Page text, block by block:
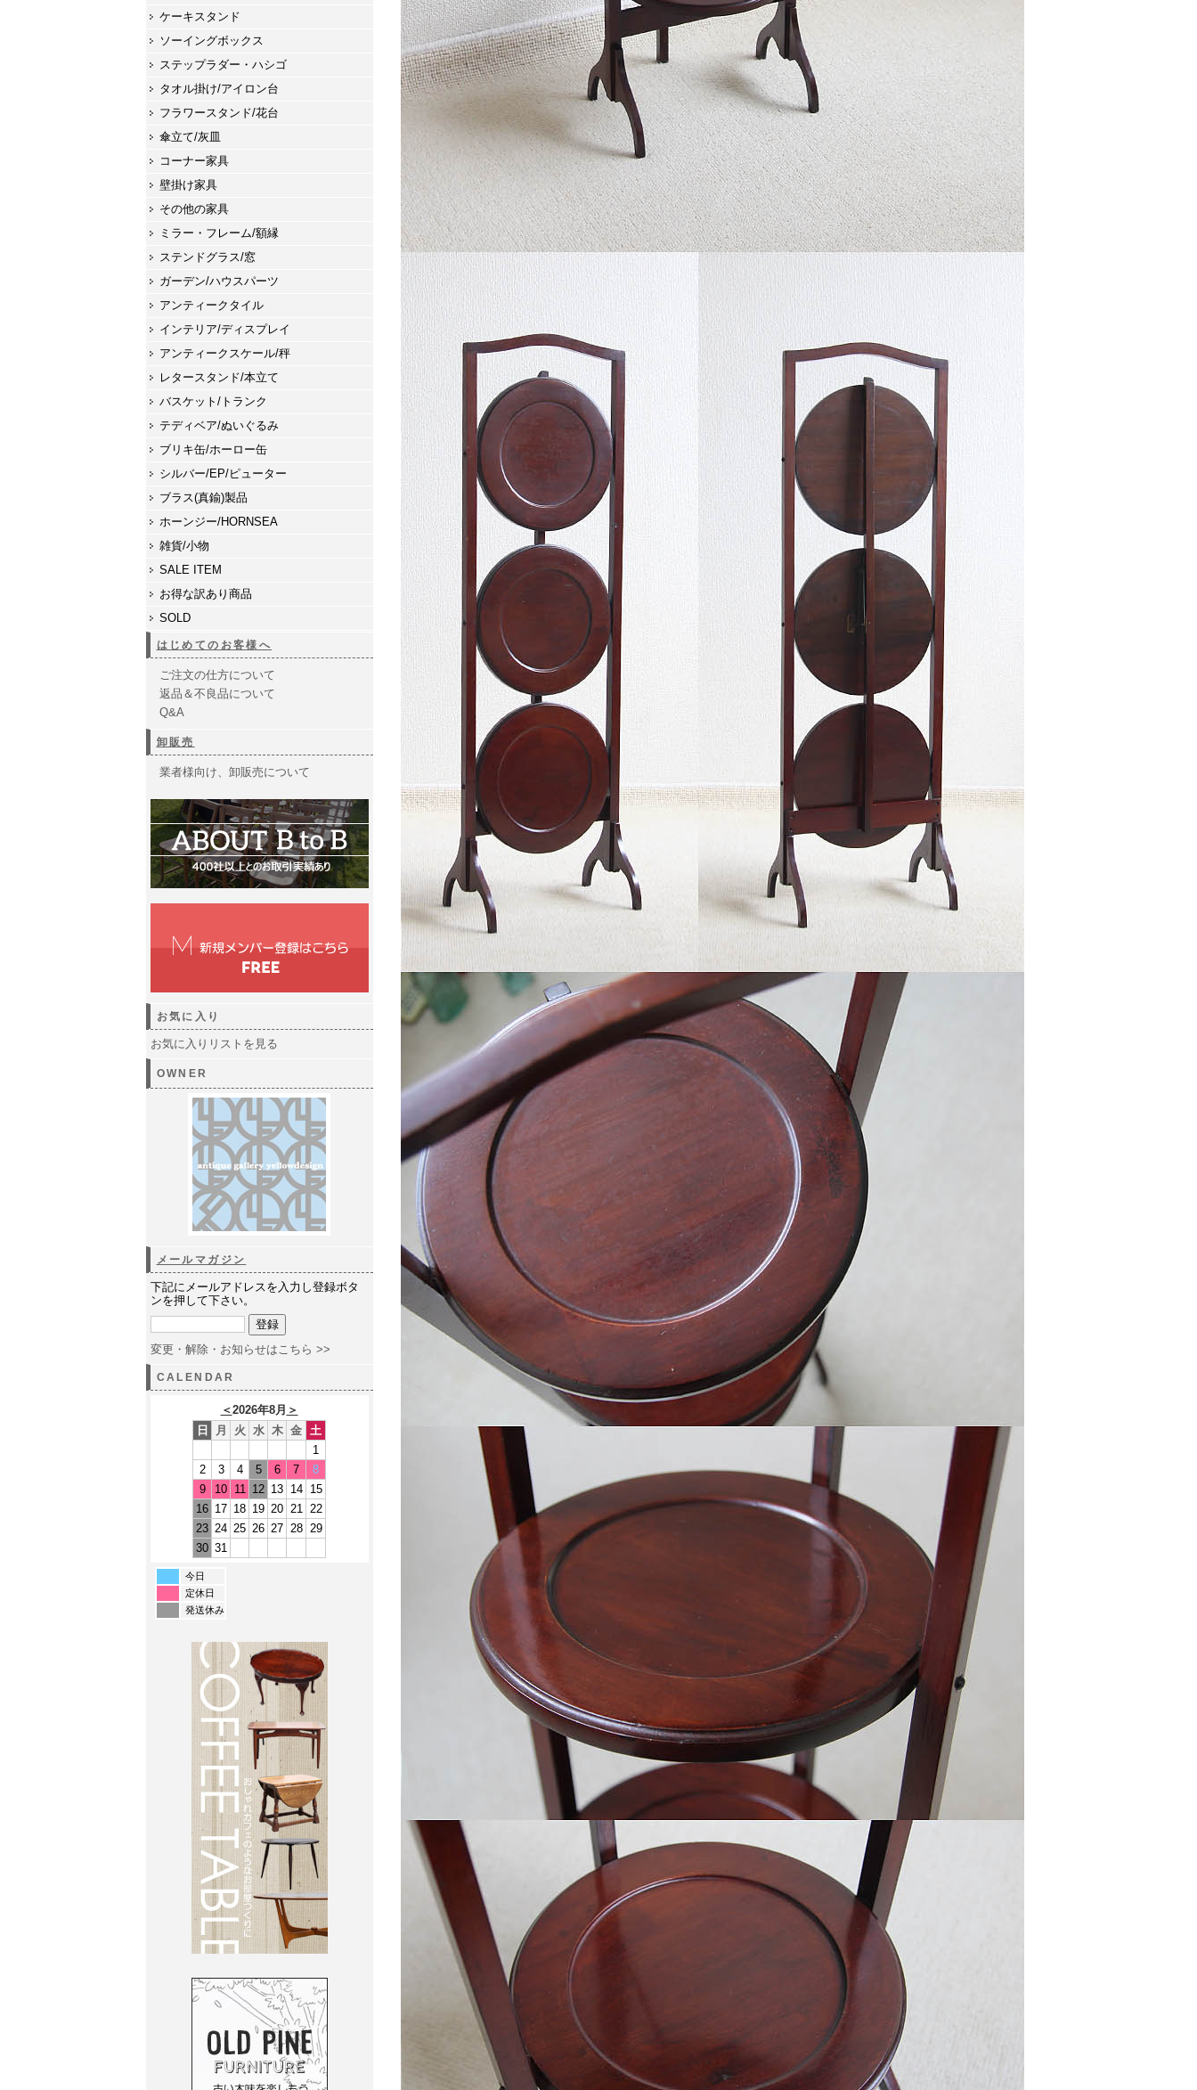
ケーキスタンド
ソーイングボックス
ステップラダー・ハシゴ
タオル掛け/アイロン台
フラワースタンド/花台
傘立て/灰皿
コーナー家具
壁掛け家具
その他の家具
ミラー・フレーム/額縁
ステンドグラス/窓
ガーデン/ハウスパーツ
アンティークタイル
インテリア/ディスプレイ
アンティークスケール/秤
レタースタンド/本立て
バスケット/トランク
テディベア/ぬいぐるみ
ブリキ缶/ホーロー缶
シルバー/EP/ピューター
ブラス(真鍮)製品
ホーンジー/HORNSEA
雑貨/小物
SALE ITEM
お得な訳あり商品
SOLD
はじめてのお客様へ
ご注文の仕方について
返品＆不良品について
Q&A
卸販売
業者様向け、卸販売について
お気に入り
お気に入りリストを見る
OWNER
メールマガジン
下記にメールアドレスを入力し登録ボタ
ンを押して下さい。
変更・解除・お知らせはこちら >>
CALENDAR
＜2026年8月 ＞
日
月 火 水 木 金 土
1
2
3 4 5 6 7
8
9
10 11 12 13 14
15
16 17 18 19 20 21 22
23 24 25 26 27 28 29
30 31
今日
定休日
発送休み